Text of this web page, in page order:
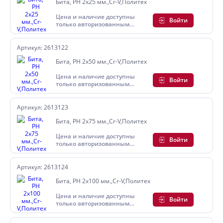
Бита, PH 2х25 мм.,Cr-V,Политех
Цена и наличие доступны
только авторизованным
пользователям
Войти
Артикул: 2613122
Бита, PH 2х50 мм.,Cr-V,Политех
Цена и наличие доступны
только авторизованным
пользователям
Войти
Артикул: 2613123
Бита, PH 2х75 мм.,Cr-V,Политех
Цена и наличие доступны
только авторизованным
пользователям
Войти
Артикул: 2613124
Бита, PH 2х100 мм.,Cr-V,Политех
Цена и наличие доступны
только авторизованным
пользователям
Войти